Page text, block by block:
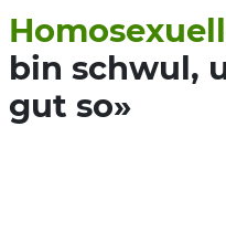
bin schwul,
gut so»